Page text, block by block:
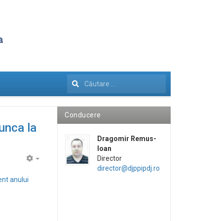
Căutare
...
la
anului
Conducere
Dragomir Remus-
Ioan
Director
director@djppipdj.ro